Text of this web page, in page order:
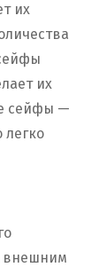
их
их
сейфы —
внешним